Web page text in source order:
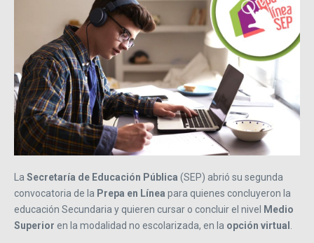
La Secretaría de Educación Pública (SEP) abrió su segunda
convocatoria de la Prepa en Línea para quienes concluyeron la
educación Secundaria y quieren cursar o concluir el nivel
Medio
Superior en la modalidad no escolarizada, en la opción virtual .